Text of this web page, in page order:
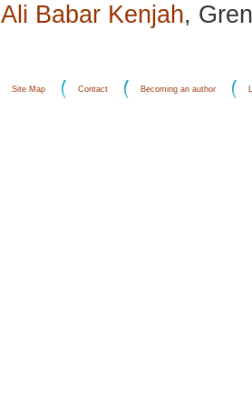
Ali Babar Kenjah,
Site Map Contact Becoming an author